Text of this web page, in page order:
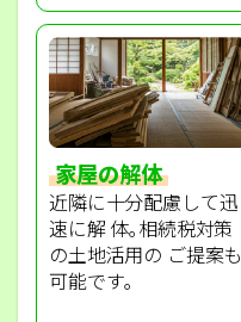
家屋の解体
近隣に十分配慮して迅
速に解 体｡相続税対策
の土地活用の ご提案も
可能です｡